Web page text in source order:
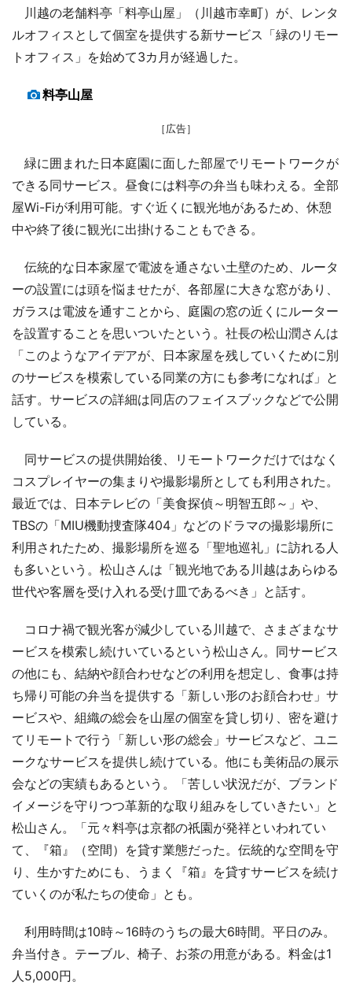
川越の老舗料亭「料亭山屋」（川越市幸町）が、レンタ
ルオフィスとして個室を提供する新サービス「緑のリモー
トオフィス」を始めて3カ月が経過した。
料亭山屋
［広告］
緑に囲まれた日本庭園に面した部屋でリモートワークが
できる同サービス。昼食には料亭の弁当も味わえる。全部
屋Wi-Fiが利用可能。すぐ近くに観光地があるため、休憩
中や終了後に観光に出掛けることもできる。
伝統的な日本家屋で電波を通さない土壁のため、ルータ
ーの設置には頭を悩ませたが、各部屋に大きな窓があり、
ガラスは電波を通すことから、庭園の窓の近くにルーター
を設置することを思いついたという。社長の松山潤さんは
「このようなアイデアが、日本家屋を残していくために別
のサービスを模索している同業の方にも参考になれば」と
話す。サービスの詳細は同店のフェイスブックなどで公開
している。
同サービスの提供開始後、リモートワークだけではなく
コスプレイヤーの集まりや撮影場所としても利用された。
最近では、日本テレビの「美食探偵～明智五郎～」や、
TBSの「MIU機動捜査隊404」などのドラマの撮影場所に
利用されたため、撮影場所を巡る「聖地巡礼」に訪れる人
も多いという。松山さんは「観光地である川越はあらゆる
世代や客層を受け入れる受け皿であるべき」と話す。
コロナ禍で観光客が減少している川越で、さまざまなサ
ービスを模索し続けいているという松山さん。同サービス
の他にも、結納や顔合わせなどの利用を想定し、食事は持
ち帰り可能の弁当を提供する「新しい形のお顔合わせ」サ
ービスや、組織の総会を山屋の個室を貸し切り、密を避け
てリモートで行う「新しい形の総会」サービスなど、ユニ
ークなサービスを提供し続けている。他にも美術品の展示
会などの実績もあるという。「苦しい状況だが、ブランド
イメージを守りつつ革新的な取り組みをしていきたい」と
松山さん。「元々料亭は京都の祇園が発祥といわれてい
て、『箱』（空間）を貸す業態だった。伝統的な空間を守
り、生かすためにも、うまく『箱』を貸すサービスを続け
ていくのが私たちの使命」とも。
利用時間は10時～16時のうちの最大6時間。平日のみ。
弁当付き。テーブル、椅子、お茶の用意がある。料金は1
人5,000円。